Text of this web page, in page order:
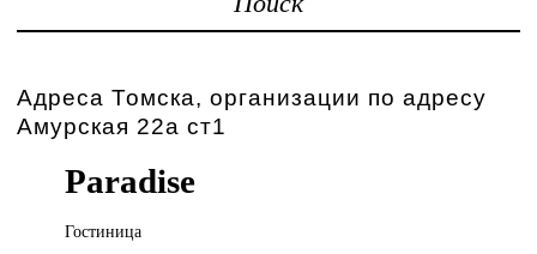
Адреса Томска, организации по адресу
Амурская 22а ст1
Paradise
Гостиница